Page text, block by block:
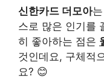
신한카드 더모아
스로 많은 인기를
히 좋아하는 점은
것인데요, 구체적
요? 😊